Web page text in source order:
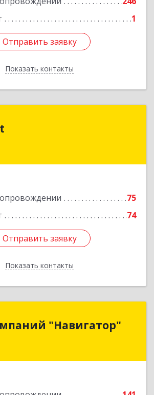
1
Отправить заявку
Показать контакты
Отправить заявку
Назад
75
74
Отправить заявку
Показать контакты
Отправить заявку
Назад
"Навигатор"
компаний "Навигатор"
Московская обл, Домодедово г,